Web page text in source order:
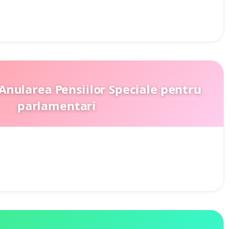
Pensiilor Speciale pentru
parlamentari